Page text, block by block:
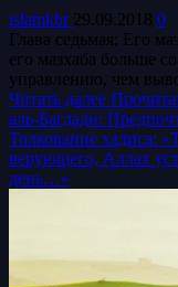
islamkbr 29.09.2018 0
Глава седьмая: Его
его мазхаба больше
управлению, чем
Читать далее
аль-Багдади:
Толкование хадиса:
верующего, Аллах
день…»